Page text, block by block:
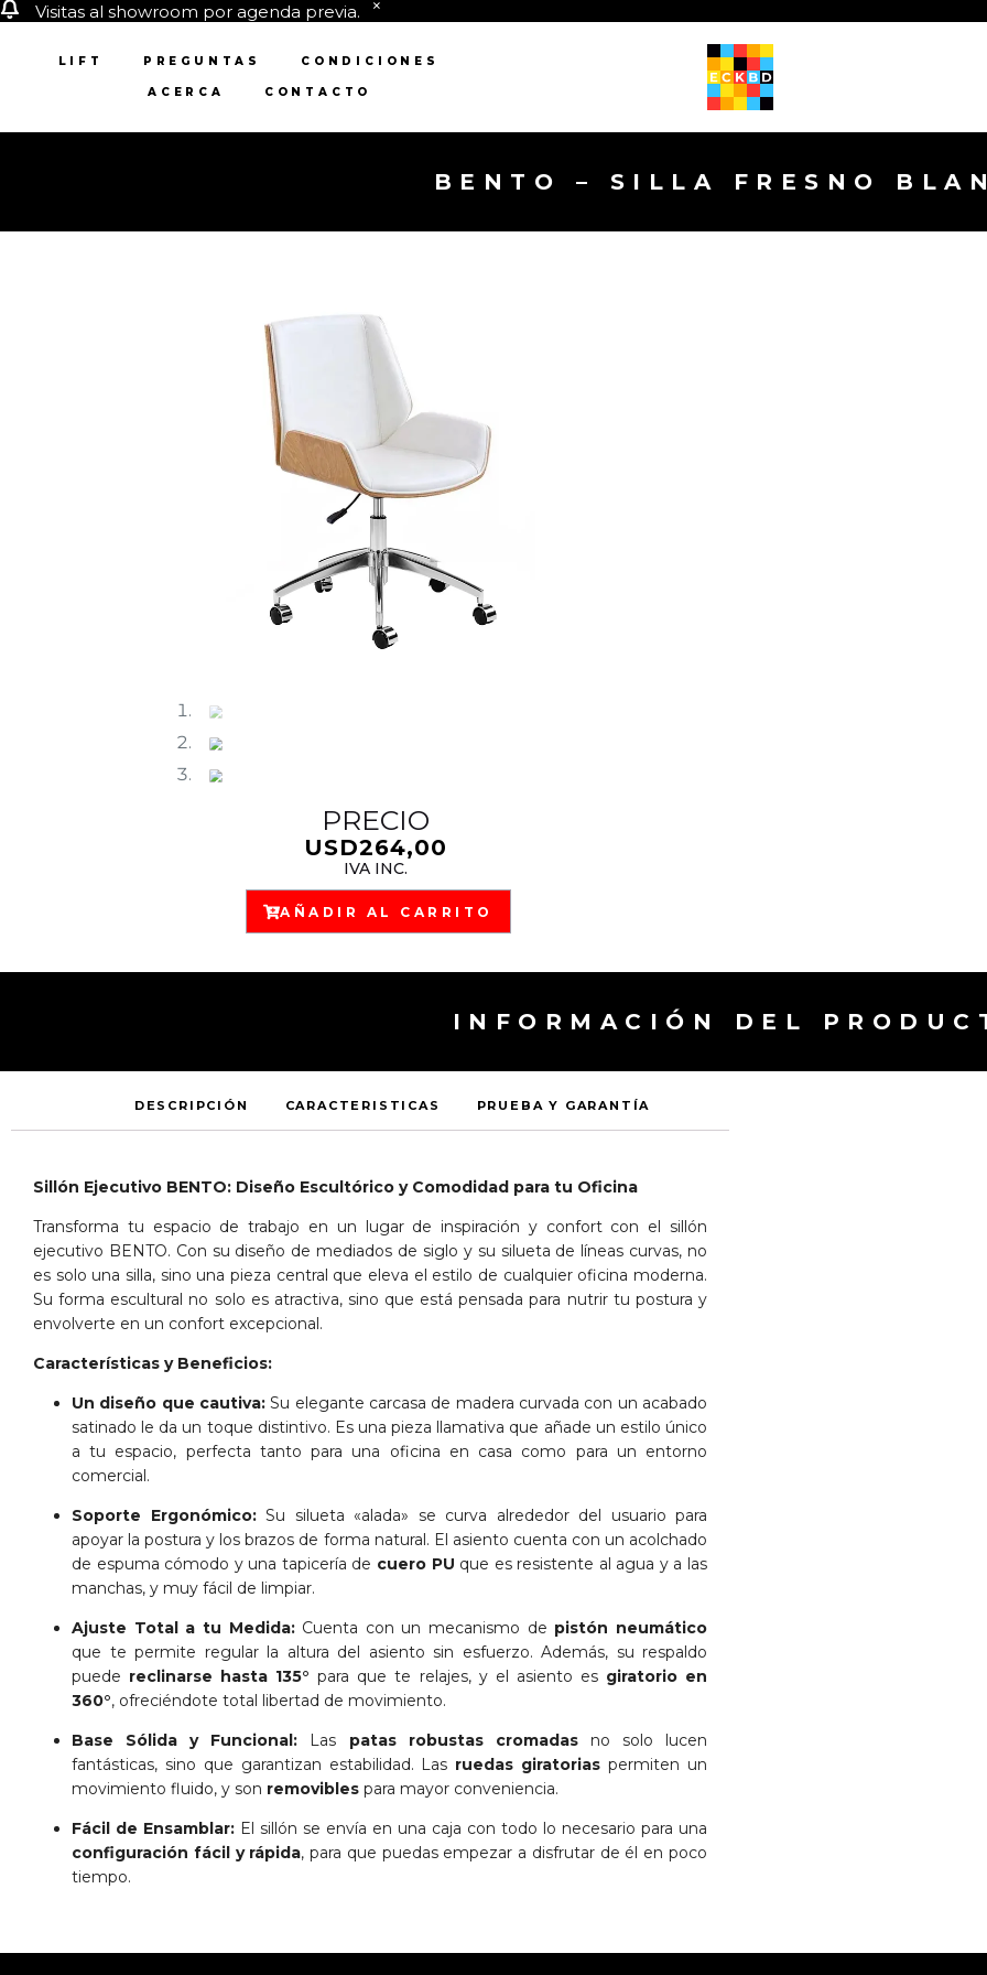
Visitas al showroom por agenda previa.
LIFT PREGUNTAS CONDICIONES
ACERCA CONTACTO
BENTO – SILLA FRESNO
PRECIO
USD264,00
IVA INC.
AÑADIR AL CARRITO
INFORMACIÓN DEL
DESCRIPCIÓN CARACTERISTICAS PRUEBA Y GARANTÍA
Sillón Ejecutivo BENTO: Diseño Escultórico y Comodidad para tu Oficina
Transforma tu espacio de trabajo en un lugar de inspiración y confort con el sillón
ejecutivo BENTO. Con su diseño de mediados de siglo y su silueta de líneas curvas, no
es solo una silla, sino una pieza central que eleva el estilo de cualquier oficina moderna.
Su forma escultural no solo es atractiva, sino que está pensada para nutrir tu postura y
envolverte en un confort excepcional.
Características y Beneficios:
Un diseño que cautiva: Su elegante carcasa de madera curvada con un acabado
satinado le da un toque distintivo. Es una pieza llamativa que añade un estilo único
a tu espacio, perfecta tanto para una oficina en casa como para un entorno
comercial.
Soporte Ergonómico:Su silueta «alada» se curva alrededor del usuario para
apoyar la postura y los brazos de forma natural. El asiento cuenta con un acolchado
de espuma cómodo y una tapicería de cuero PU que es resistente al agua y a las
manchas, y muy fácil de limpiar.
Ajuste Total a tu Medida:Cuenta con un mecanismo de pistón neumático
que te permite regular la altura del asiento sin esfuerzo. Además, su respaldo
puede reclinarse hasta 135° para que te relajes, y el asiento es giratorio en
360°, ofreciéndote total libertad de movimiento.
Base Sólida y Funcional: Las patas robustas cromadasno solo lucen
fantásticas, sino que garantizan estabilidad. Las ruedas giratorias permiten un
movimiento fluido, y son removibles para mayor conveniencia.
Fácil de Ensamblar: El sillón se envía en una caja con todo lo necesario para una
configuración fácil y rápida, para que puedas empezar a disfrutar de él en poco
tiempo.